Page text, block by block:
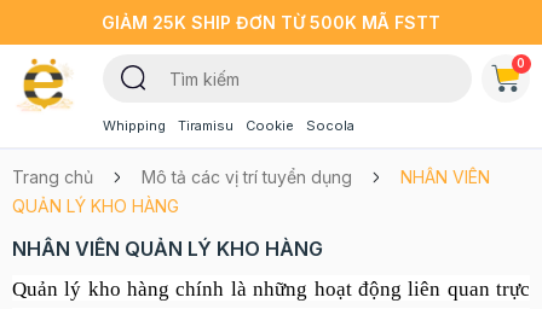
GIẢM 25K SHIP ĐƠN TỪ 500K MÃ FSTT
Whipping Tiramisu Cookie Socola
0
Trang chủ Mô tả các vị trí tuyển dụng
NHÂN VIÊN
QUẢN LÝ KHO HÀNG
NHÂN VIÊN QUẢN LÝ KHO HÀNG
Quản lý kho hàngchính là những hoạt động liên quan trực